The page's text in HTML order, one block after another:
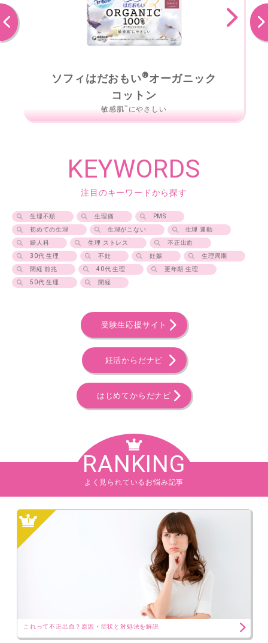
ソフィはだおもい®オーガニック
コットン
敏感肌™ にやさしい
前へ 次へ
KEYWORDS
注目のキーワードから探す
生理不順 生理痛
PMS
初めての生理
生理がこない
生理 運動
婦人科
生理 ストレス
不正出血
30代 生理
不妊 妊娠
生理周期
閉経 前兆
40代 生理
更年期 生理
50代 生理
閉経
受験生応援サイト
妊活からだナビ
はじめてからだナビ
RANKING
よく見られているお悩み記事
1
これって不正出血？原因・症状と対処法を解説